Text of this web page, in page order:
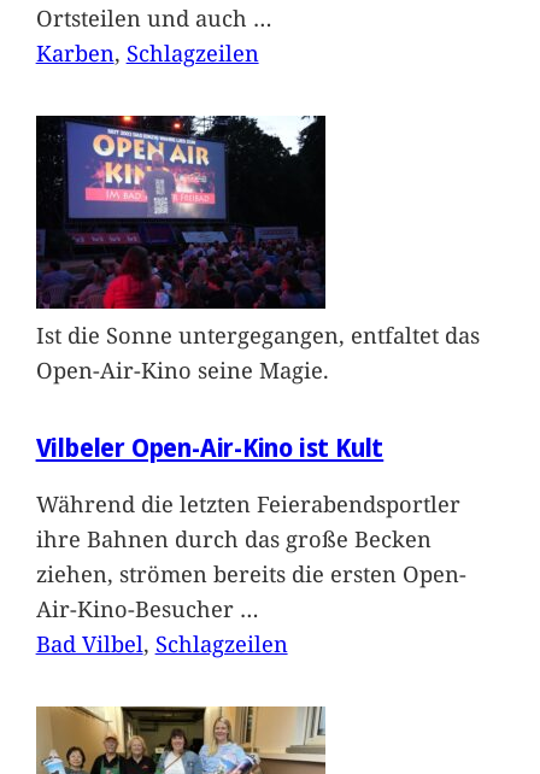
Ortsteilen und auch …
Karben, Schlagzeilen
Ist die Sonne untergegangen, entfaltet das
Open-Air-Kino seine Magie.
Vilbeler Open-Air-Kino ist Kult
Während die letzten Feierabendsportler
ihre Bahnen durch das große Becken
ziehen, strömen bereits die ersten Open-
Air-Kino-Besucher …
Bad Vilbel, Schlagzeilen